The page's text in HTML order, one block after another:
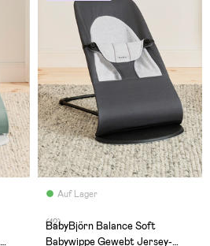
Auf Lager
(12)
BabyBjörn Balance Soft
Babywippe Gewebt Jersey-